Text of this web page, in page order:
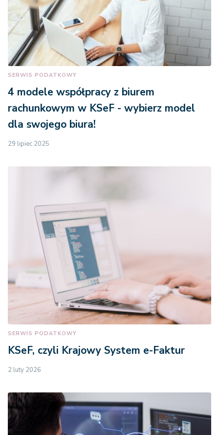
SERWIS PODATKOWY
4 modele współpracy z biurem
rachunkowym w KSeF - wybierz model
dla swojego biura!
29 lipiec 2025
SERWIS PODATKOWY
KSeF, czyli Krajowy System e-Faktur
2 luty 2026